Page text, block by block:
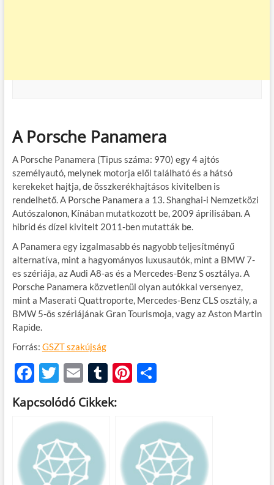
A Porsche Panamera
A Porsche Panamera (Tipus száma: 970) egy 4 ajtós
személyautó, melynek motorja elől található és a hátsó
kerekeket hajtja, de összkerékhajtásos kivitelben is
rendelhető. A Porsche Panamera a 13. Shanghai-i Nemzetközi
Autószalonon, Kínában mutatkozott be, 2009 áprilisában. A
hibrid és dízel kivitelt 2011-ben mutatták be.
A Panamera egy izgalmasabb és nagyobb teljesítményű
alternatíva, mint a hagyományos luxusautók, mint a BMW 7-
es szériája, az Audi A8-as és a Mercedes-Benz S osztálya. A
Porsche Panamera közvetlenül olyan autókkal versenyez,
mint a Maserati Quattroporte, Mercedes-Benz CLS osztály, a
BMW 5-ös szériájának Gran Tourismoja, vagy az Aston Martin
Rapide.
Forrás: GSZT szakújság
F
ac
e
b
o
o
T
w
itt
er
E
m
ail
T
u
m
Pi
es
O
m
e
g
Kapcsolódó Cikkek: